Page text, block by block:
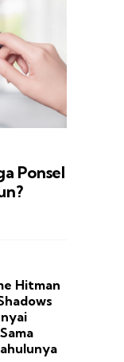
Ponsel
Hitman